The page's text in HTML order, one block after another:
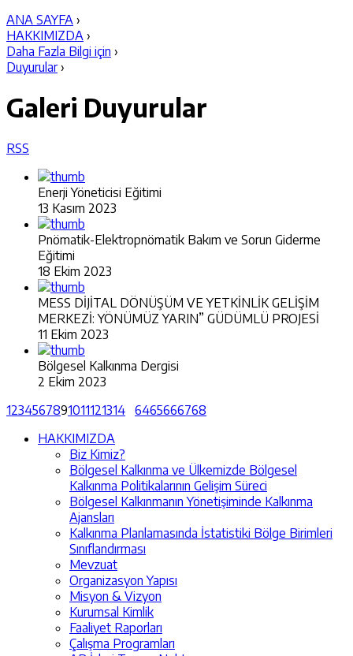
ANA SAYFA ›
HAKKIMIZDA ›
Daha Fazla Bilgi için ›
Duyurular ›
Galeri Duyurular
RSS
Enerji Yöneticisi Eğitimi
13 Kasım 2023
Pnömatik-Elektropnömatik Bakım ve Sorun Giderme
Eğitimi
18 Ekim 2023
MESS DİJİTAL DÖNÜŞÜM VE YETKİNLİK GELİŞİM
MERKEZİ: YÖNÜMÜZ YARIN” GÜDÜMLÜ PROJESİ
11 Ekim 2023
Bölgesel Kalkınma Dergisi
2 Ekim 2023
1234567891011121314 6465666768
HAKKIMIZDA
Biz Kimiz?
Bölgesel Kalkınma ve Ülkemizde Bölgesel
Kalkınma Politikalarının Gelişim Süreci
Bölgesel Kalkınmanın Yönetişiminde Kalkınma
Ajansları
Kalkınma Planlamasında İstatistiki Bölge Birimleri
Sınıflandırması
Mevzuat
Organizasyon Yapısı
Misyon & Vizyon
Kurumsal Kimlik
Faaliyet Raporları
Çalışma Programları